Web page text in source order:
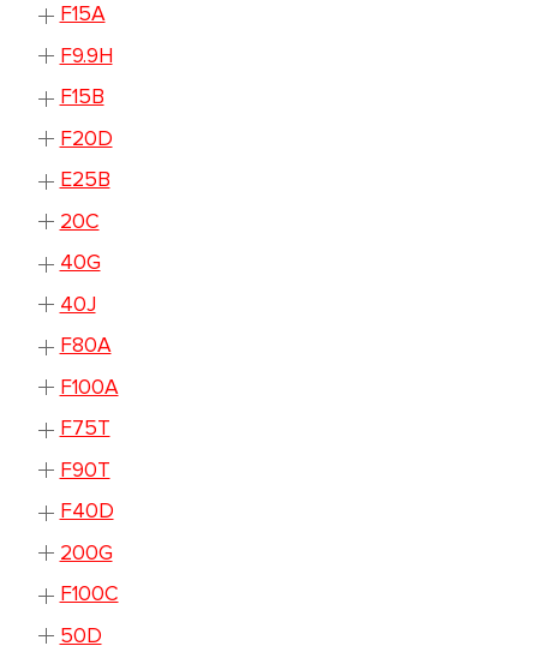
F15A
F9.9H
F15B
F20D
E25B
20C
40G
40J
F80A
F100A
F75T
F90T
F40D
200G
F100C
50D